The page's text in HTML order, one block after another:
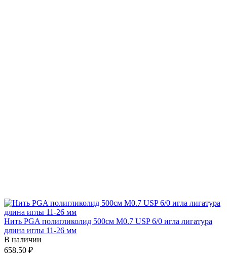
Нить PGA полигликолид 500см М0.7 USP 6/0 игла лигатура
длина иглы 11-26 мм
В наличии
658.50 ₽